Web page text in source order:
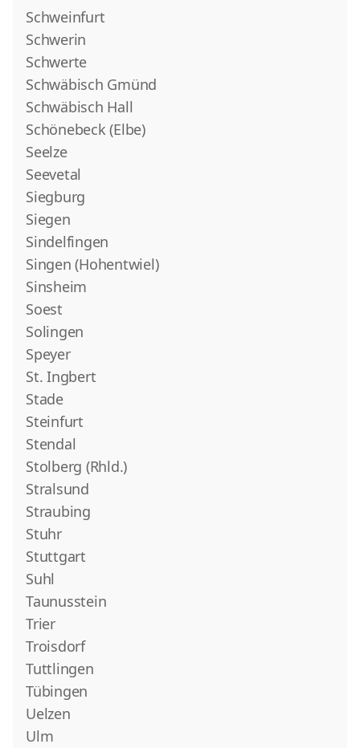
Schweinfurt
Schwerin
Schwerte
Schwäbisch Gmünd
Schwäbisch Hall
Schönebeck (Elbe)
Seelze
Seevetal
Siegburg
Siegen
Sindelfingen
Singen (Hohentwiel)
Sinsheim
Soest
Solingen
Speyer
St. Ingbert
Stade
Steinfurt
Stendal
Stolberg (Rhld.)
Stralsund
Straubing
Stuhr
Stuttgart
Suhl
Taunusstein
Trier
Troisdorf
Tuttlingen
Tübingen
Uelzen
Ulm